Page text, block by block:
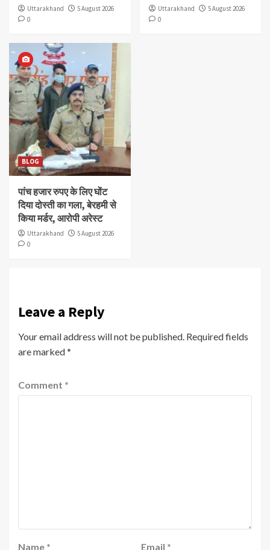
Uttarakhand
5 August 2026
0
Uttarakhand
5 August 2026
0
BLOG
पांच हजार रुपए के लिए घोंट
दिया दोस्ती का गला, बेरहमी से
किया मर्डर, आरोपी अरेस्ट
Uttarakhand
5 August 2026
0
Leave a Reply
Your email address will not be published. Required fields
are marked*
Comment *
Name * Email *